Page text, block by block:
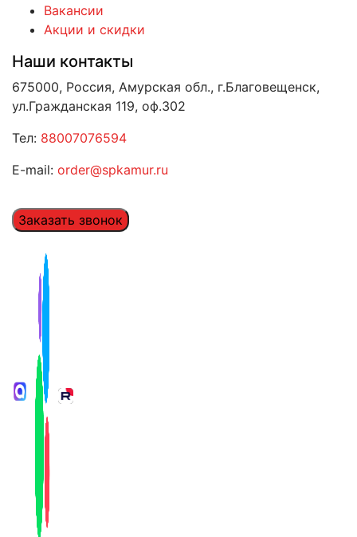
Вакансии
Акции и скидки
Наши контакты
675000, Россия, Амурская обл., г.Благовещенск,
ул.Гражданская 119, оф.302
Тел: 88007076594
E-mail: order@spkamur.ru
Заказать звонок